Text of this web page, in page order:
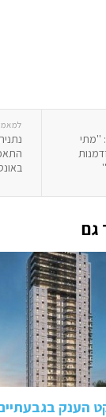
''מתי
גם
הענק